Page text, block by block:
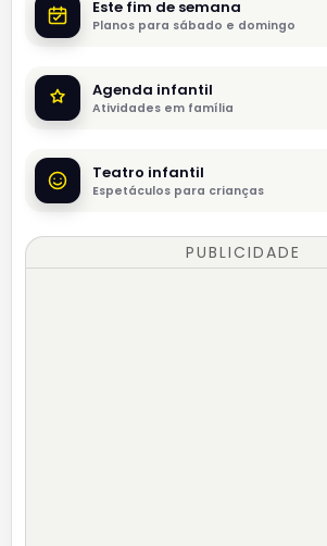
Este fim de semana
Planos para sábado e domingo
Agenda infantil
Atividades em família
Teatro infantil
Espetáculos para crianças
PUBLICIDADE